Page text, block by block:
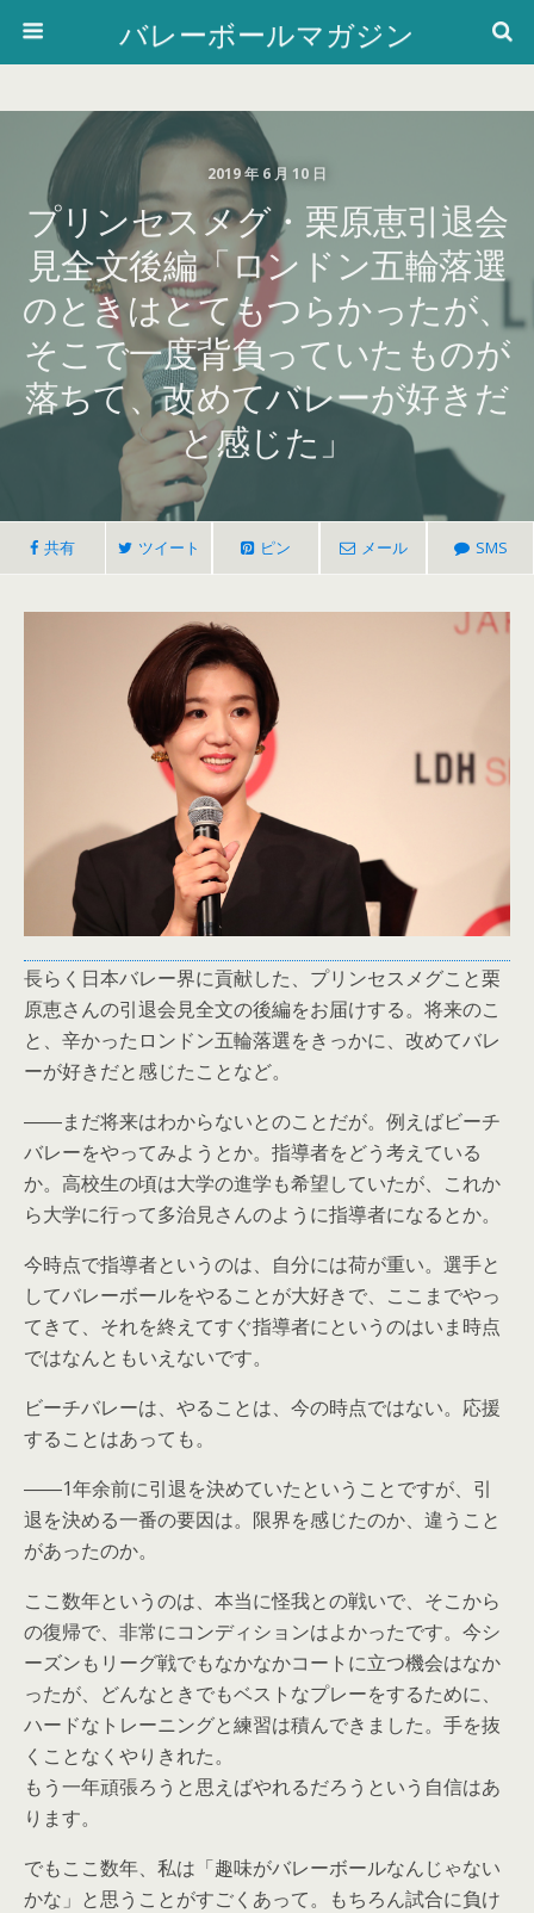
バレーボールマガジン
2019 年 6 月 10 日
プリンセスメグ・栗原恵引退会
見全文後編「ロンドン五輪落選
のときはとてもつらかったが、
そこで一度背負っていたものが
落ちて、改めてバレーが好きだ
と感じた」
共有 ツイート ピン メール SMS
長らく日本バレー界に貢献した、プリンセスメグこと栗
原恵さんの引退会見全文の後編をお届けする。将来のこ
と、辛かったロンドン五輪落選をきっかに、改めてバレ
ーが好きだと感じたことなど。
――まだ将来はわからないとのことだが。例えばビーチ
バレーをやってみようとか。指導者をどう考えている
か。高校生の頃は大学の進学も希望していたが、これか
ら大学に行って多治見さんのように指導者になるとか。
今時点で指導者というのは、自分には荷が重い。選手と
してバレーボールをやることが大好きで、ここまでやっ
てきて、それを終えてすぐ指導者にというのはいま時点
ではなんともいえないです。
ビーチバレーは、やることは、今の時点ではない。応援
することはあっても。
――1年余前に引退を決めていたということですが、引
退を決める一番の要因は。限界を感じたのか、違うこと
があったのか。
ここ数年というのは、本当に怪我との戦いで、そこから
の復帰で、非常にコンディションはよかったです。今シ
ーズンもリーグ戦でもなかなかコートに立つ機会はなか
ったが、どんなときでもベストなプレーをするために、
ハードなトレーニングと練習は積んできました。手を抜
くことなくやりきれた。
もう一年頑張ろうと思えばやれるだろうという自信はあ
ります。
でもここ数年、私は「趣味がバレーボールなんじゃない
かな」と思うことがすごくあって。もちろん試合に負け